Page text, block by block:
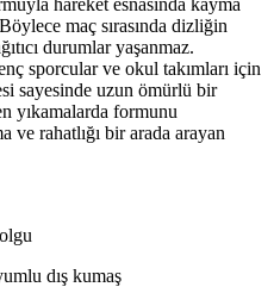
maç sırasında dizliğin
durumlar yaşanmaz.
sporcular ve okul takımları için
sayesinde uzun ömürlü bir
yıkamalarda formunu
ve rahatlığı bir arada arayan
dış kumaş